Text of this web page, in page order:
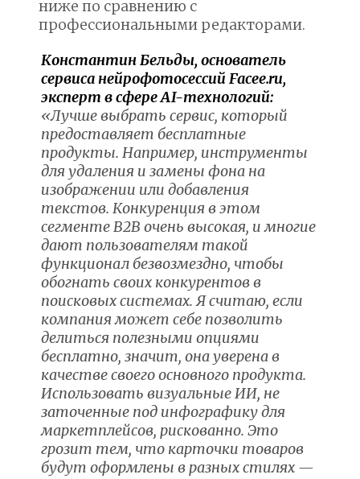
ниже по сравнению с
профессиональными редакторами.
Константин Бельды, основатель
сервиса нейрофотосессий Facee.ru,
эксперт в сфере AI-технологий:
«Лучше выбрать сервис, который
предоставляет бесплатные
продукты. Например, инструменты
для удаления и замены фона на
изображении или добавления
текстов. Конкуренция в этом
сегменте B2B очень высокая, и многие
дают пользователям такой
функционал безвозмездно, чтобы
обогнать своих конкурентов в
поисковых системах. Я считаю, если
компания может себе позволить
делиться полезными опциями
бесплатно, значит, она уверена в
качестве своего основного продукта.
Использовать визуальные ИИ, не
заточенные под инфографику для
маркетплейсов, рискованно. Это
грозит тем, что карточки товаров
будут оформлены в разных стилях —